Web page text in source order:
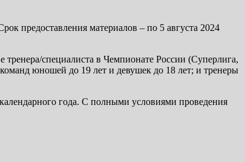
предоставления материалов – по 5 августа 2024
тренера/специалиста в Чемпионате России (Суперлига,
юношей до 19 лет и девушек до 18 лет; и тренеры
года. С полными условиями проведения